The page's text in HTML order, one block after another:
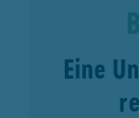
Eine